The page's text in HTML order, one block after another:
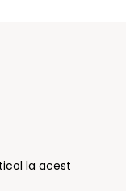
la acest